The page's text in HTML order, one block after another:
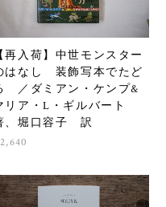
【再入荷】中世モンスター
はなし 装飾写本でたど
／ダミアン・ケンプ&
リア・L・ギルバート
、堀口容子 訳